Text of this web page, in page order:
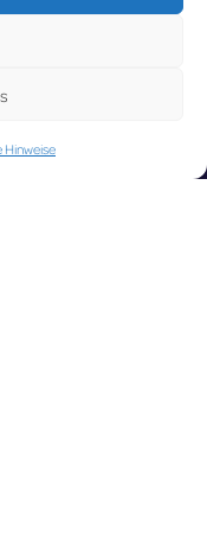
Hinweise
ab 29. Mai